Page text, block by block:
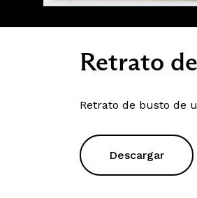
Retrato
Retrato de busto de
Descargar